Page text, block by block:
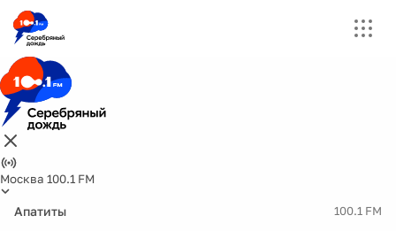
Москва 100.1 FM
Апатиты 100.1 FM